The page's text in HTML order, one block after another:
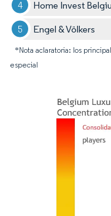
Home Invest
Engel & Völkers
*Nota aclaratoria: los
especial